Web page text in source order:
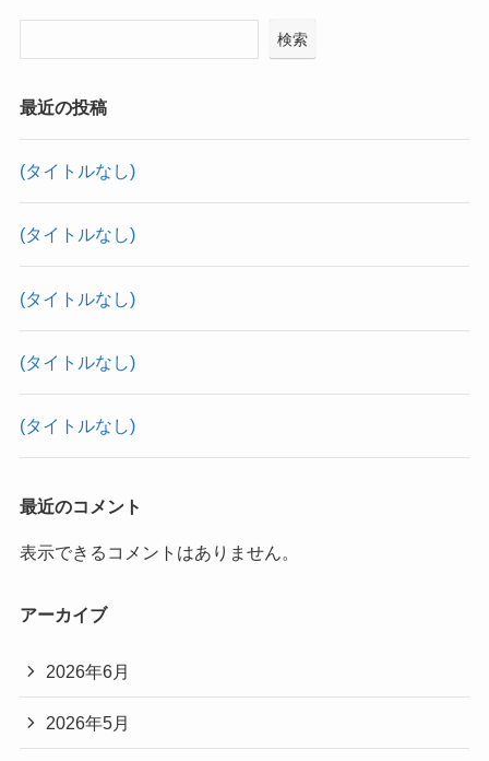
検索
最近の投稿
(タイトルなし)
(タイトルなし)
(タイトルなし)
(タイトルなし)
(タイトルなし)
最近のコメント
表示できるコメントはありません。
アーカイブ
2026年6月
2026年5月